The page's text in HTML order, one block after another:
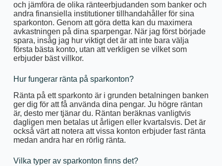
och jämföra de olika ränteerbjudanden som banker och
andra finansiella institutioner tillhandahåller för sina
sparkonton. Genom att göra detta kan du maximera
avkastningen på dina sparpengar. När jag först började
spara, insåg jag hur viktigt det är att inte bara välja
första bästa konto, utan att verkligen se vilket som
erbjuder bäst villkor.
Hur fungerar ränta på sparkonton?
Ränta på ett sparkonto är i grunden betalningen banken
ger dig för att få använda dina pengar. Ju högre räntan
är, desto mer tjänar du. Räntan beräknas vanligtvis
dagligen men betalas ut årligen eller kvartalsvis. Det är
också värt att notera att vissa konton erbjuder fast ränta
medan andra har en rörlig ränta.
Vilka typer av sparkonton finns det?